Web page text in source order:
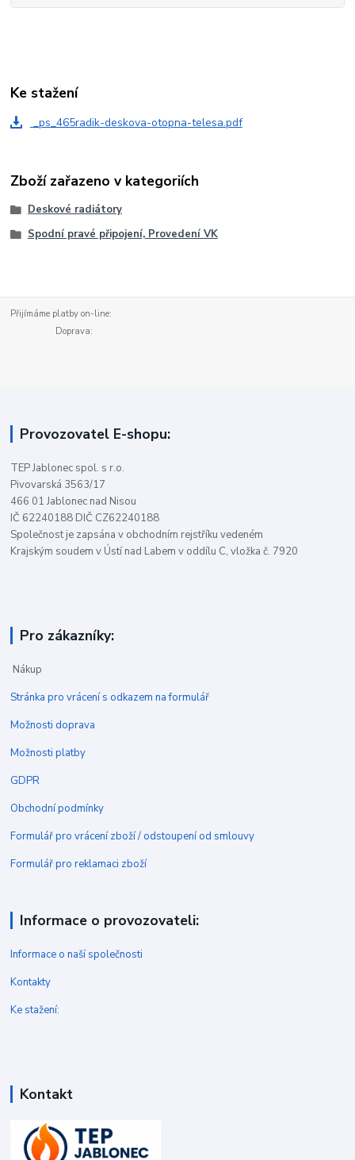
Ke stažení
_ps_465radik-deskova-otopna-telesa.pdf
Zboží zařazeno v kategoriích
Deskové radiátory
Spodní pravé připojení, Provedení VK
Přijímáme platby on-line:
Doprava:
Provozovatel E-shopu:
TEP Jablonec spol. s r.o.
Pivovarská 3563/17
466 01 Jablonec nad Nisou
IČ 62240188 DIČ CZ62240188
Společnost je zapsána v obchodním rejstříku vedeném
Krajským soudem v Ústí nad Labem v oddílu C, vložka č. 7920
Pro zákazníky:
Nákup
Stránka pro vrácení s odkazem na formulář
Možnosti doprava
Možnosti platby
GDPR
Obchodní podmínky
Formulář pro vrácení zboží / odstoupení od smlouvy
Formulář pro reklamaci zboží
Informace o provozovateli:
Informace o naší společnosti
Kontakty
Ke stažení:
Kontakt